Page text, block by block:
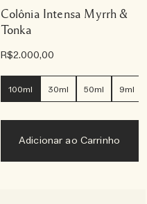
Colônia Intensa Myrrh &
Tonka
R$2.000,00
100ml 30ml 50ml 9ml
Adicionar ao Carrinho